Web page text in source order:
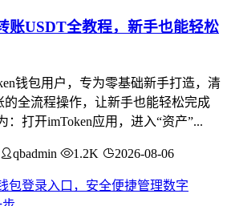
账USDT全教程，新手也能轻松
钱包用户，专为零基础新手打造，清
的全流程操作，让新手也能轻松完成
：打开imToken应用，进入“资产”...
qbadmin 1.2K 2026-08-06